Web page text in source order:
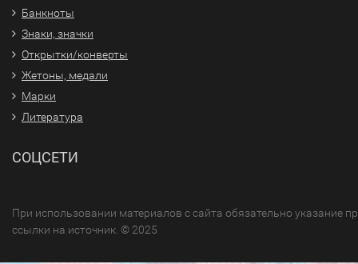
Банкноты
Знаки, значки
Открытки/конверты
Жетоны, медали
Марки
Литература
СОЦСЕТИ
При использовании материалов с сайта обязательно указание
ссылки на источник. © 2025